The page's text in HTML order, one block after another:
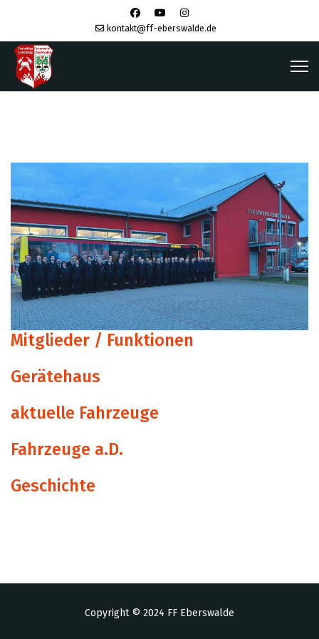
kontakt@ff-eberswalde.de
Mitglieder / Funktionen
Gerätehaus
aktuelle Fahrzeuge
Fahrzeuge a.D.
Geschichte
Copyright © 2024 FF Eberswalde